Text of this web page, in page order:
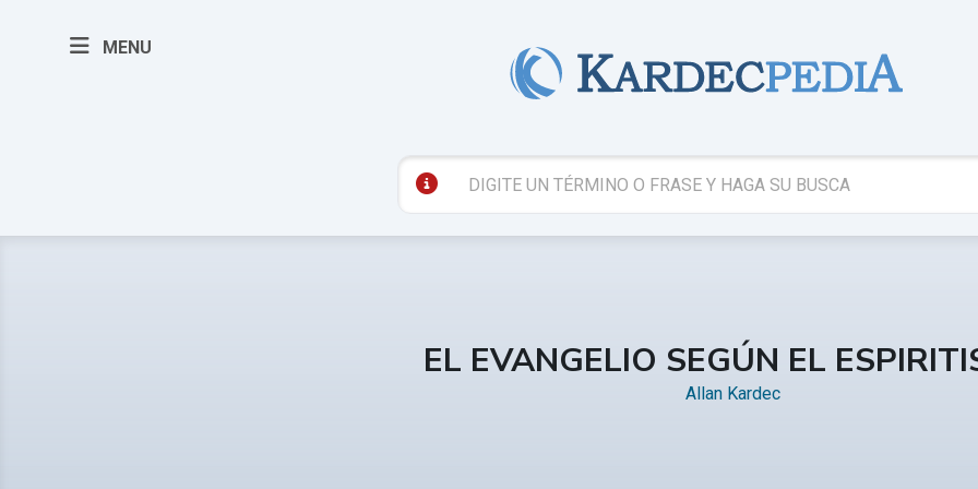
MENU
EL EVANGELIO SEGÚN EL
Allan Kardec